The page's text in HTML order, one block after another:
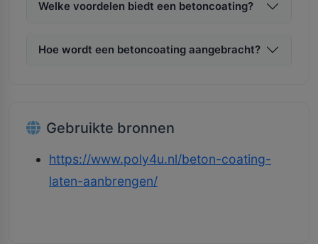
Welke voordelen biedt een betoncoating?
Hoe wordt een betoncoating aangebracht?
Gebruikte bronnen
https://www.poly4u.nl/beton-coating-
laten-aanbrengen/